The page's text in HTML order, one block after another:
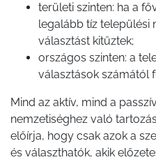
területi szinten: ha a
legalább tíz települési
választást kitűztek;
országos szinten: a
választások számától
Mind az aktív, mind a
nemzetiséghez való
előírja, hogy csak azok a
és választhatók, akik